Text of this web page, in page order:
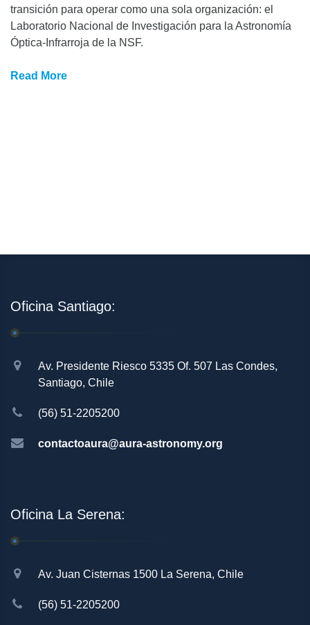
transición para operar como una sola organización: el
Laboratorio Nacional de Investigación para la Astronomía
Óptica-Infrarroja de la NSF.
Read More
Oficina Santiago:
Av. Presidente Riesco 5335 Of. 507 Las Condes,
Santiago, Chile
(56) 51-2205200
contactoaura@aura-astronomy.org
Oficina La Serena:
Av. Juan Cisternas 1500 La Serena, Chile
(56) 51-2205200